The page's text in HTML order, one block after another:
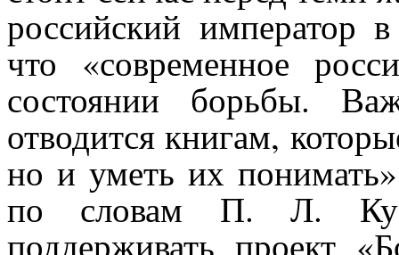
российский император
что «современное
состоянии борьбы.
отводится книгам,
но и уметь их
по словам П. Л.
поддерживать проект